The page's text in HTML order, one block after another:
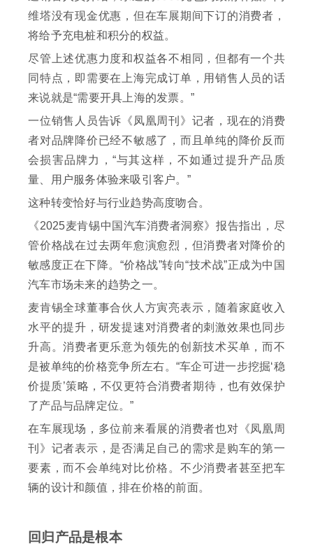
维塔没有现金优惠，但在车展期间下订的消费者，
将给予充电桩和积分的权益。
尽管上述优惠力度和权益各不相同，但都有一个共
同特点，即需要在上海完成订单，用销售人员的话
来说就是“需要开具上海的发票。”
一位销售人员告诉《凤凰周刊》记者，现在的消费
者对品牌降价已经不敏感了，而且单纯的降价反而
会损害品牌力，“与其这样，不如通过提升产品质
量、用户服务体验来吸引客户。”
这种转变恰好与行业趋势高度吻合。
《2025麦肯锡中国汽车消费者洞察》报告指出，尽
管价格战在过去两年愈演愈烈，但消费者对降价的
敏感度正在下降。“价格战”转向“技术战”正成为中国
汽车市场未来的趋势之一。
麦肯锡全球董事合伙人方寅亮表示，随着家庭收入
水平的提升，研发提速对消费者的刺激效果也同步
升高。消费者更乐意为领先的创新技术买单，而不
是被单纯的价格竞争所左右。“车企可进一步挖掘‘稳
价提质’策略，不仅更符合消费者期待，也有效保护
了产品与品牌定位。”
在车展现场，多位前来看展的消费者也对《凤凰周
刊》记者表示，是否满足自己的需求是购车的第一
要素，而不会单纯对比价格。不少消费者甚至把车
辆的设计和颜值，排在价格的前面。
回归产品是根本